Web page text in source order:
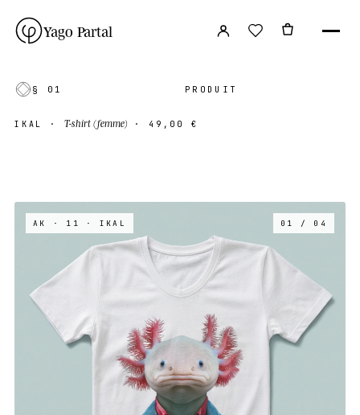
Yago Partal
§ 01 PRODUIT
IKAL · T-shirt (femme)· 49,00 €
AK · 11 · IKAL 01 / 04